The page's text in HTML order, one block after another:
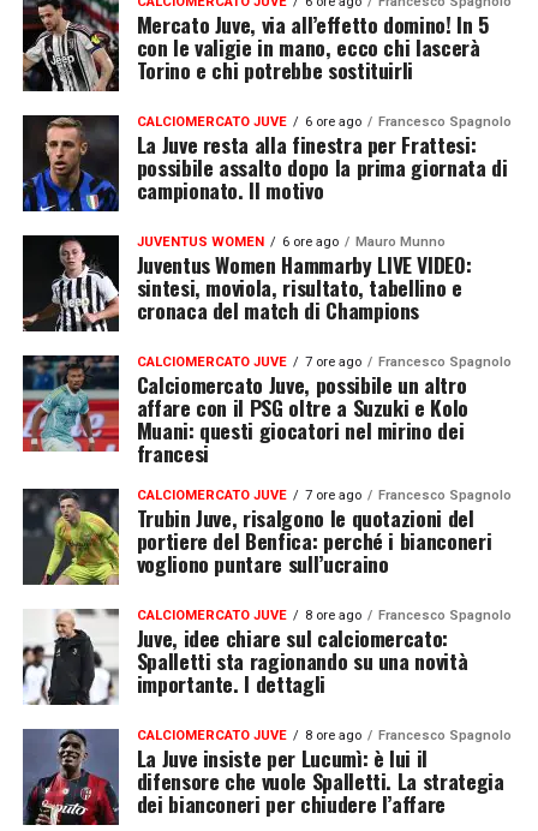
Mercato Juve, via all’effetto domino! In 5
con le valigie in mano, ecco chi lascerà
Torino e chi potrebbe sostituirli
CALCIOMERCATO JUVE 6 ore ago Francesco Spagnolo
La Juve resta alla finestra per Frattesi:
possibile assalto dopo la prima giornata di
campionato. Il motivo
JUVENTUS WOMEN 6 ore ago Mauro Munno
Juventus Women Hammarby LIVE VIDEO:
sintesi, moviola, risultato, tabellino e
cronaca del match di Champions
CALCIOMERCATO JUVE 7 ore ago Francesco Spagnolo
Calciomercato Juve, possibile un altro
affare con il PSG oltre a Suzuki e Kolo
Muani: questi giocatori nel mirino dei
francesi
CALCIOMERCATO JUVE 7 ore ago Francesco Spagnolo
Trubin Juve, risalgono le quotazioni del
portiere del Benfica: perché i bianconeri
vogliono puntare sull’ucraino
CALCIOMERCATO JUVE 8 ore ago Francesco Spagnolo
Juve, idee chiare sul calciomercato:
Spalletti sta ragionando su una novità
importante. I dettagli
CALCIOMERCATO JUVE 8 ore ago Francesco Spagnolo
La Juve insiste per Lucumì: è lui il
difensore che vuole Spalletti. La strategia
dei bianconeri per chiudere l’affare